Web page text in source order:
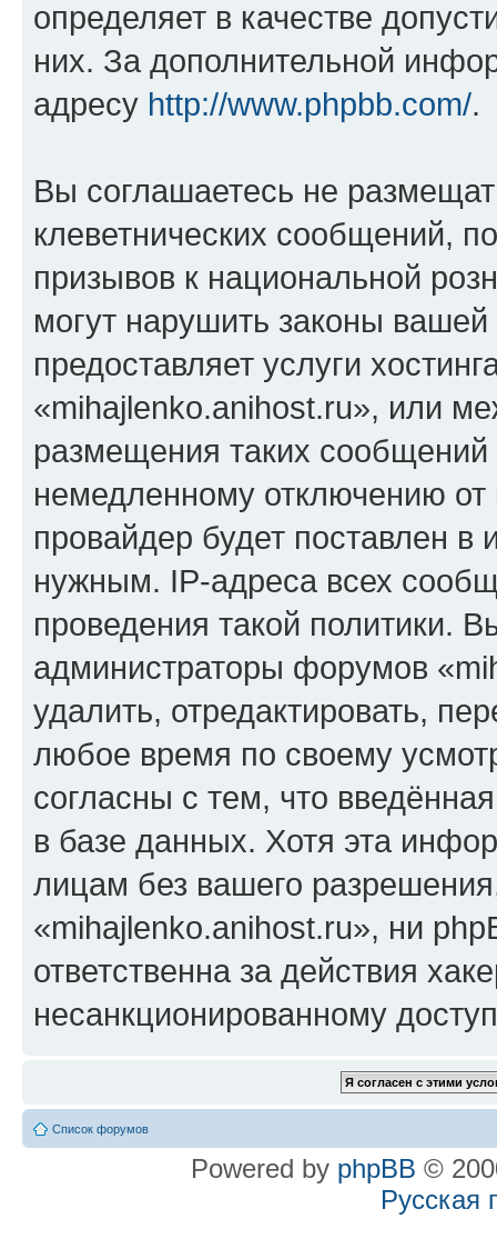
определяет в качестве
них. За дополнительной
адресу http://www.phpbb.com/.
Вы соглашаетесь не
клеветнических сообщений,
призывов к национальной
могут нарушить законы
предоставляет услуги
«mihajlenko.anihost.ru», или
размещения таких
немедленному отключению
провайдер будет поставлен в
нужным. IP-адреса всех
проведения такой политики.
администраторы форумов
удалить, отредактировать,
любое время по своему
согласны с тем, что
в базе данных. Хотя эта
лицам без вашего
«mihajlenko.anihost.ru», ни
ответственна за действия
несанкционированному
Список форумов
Powered by phpBB ©
Русская